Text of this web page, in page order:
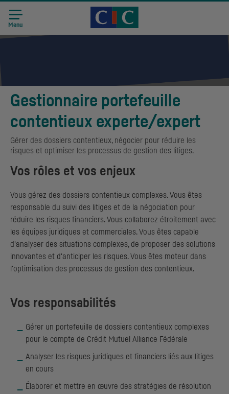
Accueil CIC Recrutement
Menu
Gestionnaire portefeuille
contentieux experte/expert
Gérer des dossiers contentieux, négocier pour réduire les
risques et optimiser les processus de gestion des litiges.
Vos rôles et vos enjeux
Vous gérez des dossiers contentieux complexes. Vous êtes
responsable du suivi des litiges et de la négociation pour
réduire les risques financiers. Vous collaborez étroitement avec
les équipes juridiques et commerciales. Vous êtes capable
d'analyser des situations complexes, de proposer des solutions
innovantes et d'anticiper les risques. Vous êtes moteur dans
l'optimisation des processus de gestion des contentieux.
Vos responsabilités
Gérer un portefeuille de dossiers contentieux complexes
pour le compte de Crédit Mutuel Alliance Fédérale
Analyser les risques juridiques et financiers liés aux litiges
en cours
Élaborer et mettre en œuvre des stratégies de résolution